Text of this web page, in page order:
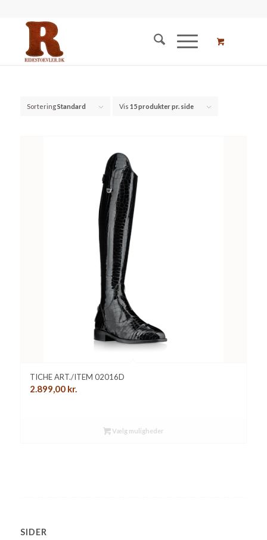
SorteringStandard Vis 15 produkter pr. side
TICHE ART./ITEM 02016D
2.899,00 kr.
Vælg muligheder
SIDER